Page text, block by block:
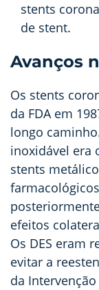
stents
de stent.
Avanços
Os stents
da FDA em
longo
inoxidável era
stents
efeitos
Os DES eram
evitar a
da